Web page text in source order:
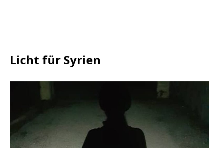
Licht für Syrien